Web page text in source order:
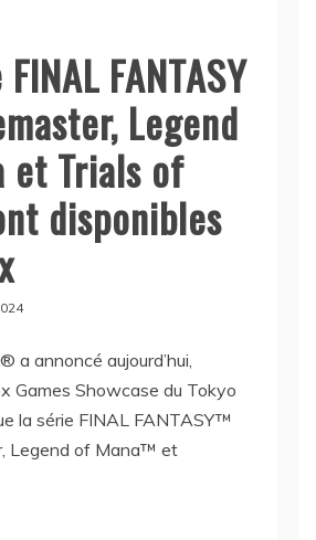
FANTASY
Legend
et Trials of
disponibles
a annoncé aujourd’hui,
Games Showcase du Tokyo
la série FINAL FANTASY™
Legend of Mana™ et